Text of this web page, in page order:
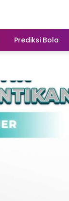
Prediksi Bola